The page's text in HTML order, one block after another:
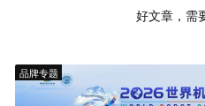
好文章，需
品牌专题